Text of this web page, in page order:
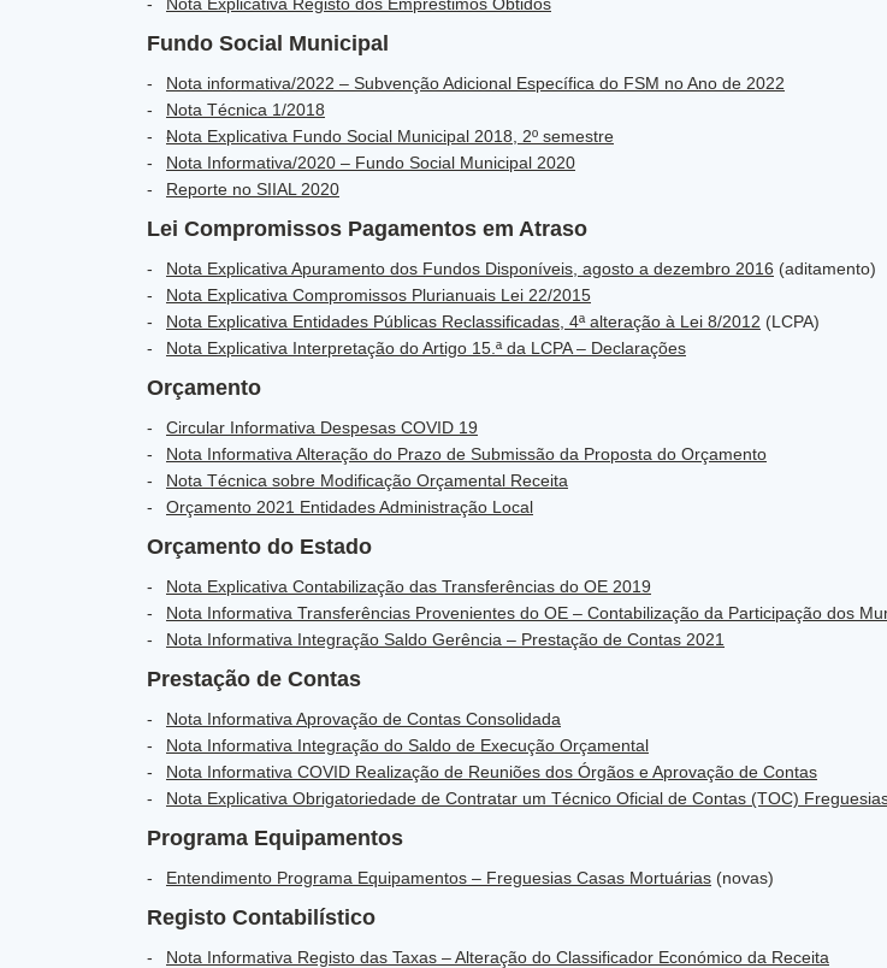
Fundo Social Municipal
Nota informativa/2022 – Subvenção Adicional Específica do FSM no Ano de 2022
Nota Técnica 1/2018
Nota Explicativa Fundo Social Municipal 2018, 2º semestre
Nota Informativa/2020 – Fundo Social Municipal 2020
Reporte no SIIAL 2020
Lei Compromissos Pagamentos em Atraso
Nota Explicativa Apuramento dos Fundos Disponíveis, agosto a dezembro 2016 (aditamento)
Nota Explicativa Compromissos Plurianuais Lei 22/2015
Nota Explicativa Entidades Públicas Reclassificadas, 4ª alteração à Lei 8/2012 (LCPA)
Nota Explicativa Interpretação do Artigo 15.ª da LCPA – Declarações
Orçamento
Circular Informativa Despesas COVID 19
Nota Informativa Alteração do Prazo de Submissão da Proposta do Orçamento
Nota Técnica sobre Modificação Orçamental Receita
Orçamento 2021 Entidades Administração Local
Orçamento do Estado
Nota Explicativa Contabilização das Transferências do OE 2019
Nota Informativa Transferências Provenientes do OE – Contabilização da Participação dos
Nota Informativa Integração Saldo Gerência – Prestação de Contas 2021
Prestação de Contas
Nota Informativa Aprovação de Contas Consolidada
Nota Informativa Integração do Saldo de Execução Orçamental
Nota Informativa COVID Realização de Reuniões dos Órgãos e Aprovação de Contas
Nota Explicativa Obrigatoriedade de Contratar um Técnico Oficial de Contas (TOC)
Programa Equipamentos
Entendimento Programa Equipamentos – Freguesias Casas Mortuárias (novas)
Registo Contabilístico
Nota Informativa Registo das Taxas – Alteração do Classificador Económico da Receita